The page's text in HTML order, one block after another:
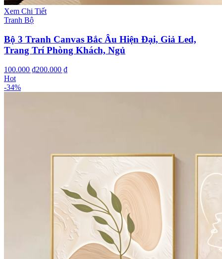
Xem Chi Tiết
Tranh Bộ
Bộ 3 Tranh Canvas Bắc Âu Hiện Đại, Giả Led,
Trang Trí Phòng Khách, Ngủ
100.000 ₫200.000 ₫
Hot
-34%